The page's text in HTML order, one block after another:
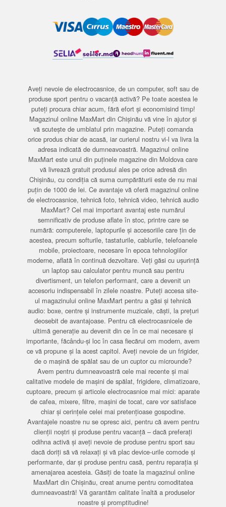
Aveți nevoie de electrocasnice, de un computer, soft sau de
produse sport pentru o vacanță activă? Pe toate acestea le
puteți procura chiar acum, fără efort și economisind timp!
Magazinul online MaxMart din Chișinău vă vine în ajutor și
vă scutește de umblatul prin magazine. Puteți comanda
orice produs chiar de acasă, iar curierul nostru vi-l va livra la
adresa indicată de dumneavoastră. Magazinul online
MaxMart este unul din puținele magazine din Moldova care
vă livrează gratuit produsul ales pe orice adresă din
Chișinău, cu condiția că suma cumpărăturii este de nu mai
puțin de 1000 de lei. Ce avantaje vă oferă magazinul online
de electrocasnice, tehnică foto, tehnică video, tehnică audio
MaxMart? Cel mai important avantaj este numărul
semnificativ de produse aflate în stoc, printre care se
numără: computerele, laptopurile și accesoriile care țin de
acestea, precum softurile, tastaturile, cablurile, telefoanele
mobile, proiectoare, necesare în epoca tehnologiilor
moderne, aflată în continuă dezvoltare. Veți găsi cu ușurință
un laptop sau calculator pentru muncă sau pentru
divertisment, un telefon performant, care a devenit un
accesoriu indispensabil în zilele noastre. Puteți accesa site-
ul magazinului online MaxMart pentru a găsi și tehnică
audio: boxe, centre și instrumente muzicale, căști, la prețuri
deosebit de avantajoase. Pentru că electrocasnicele de
ultimă generație au devenit din ce în ce mai necesare și
importante, făcându-și loc în casa fiecărui om modern, avem
ce vă propune și la acest capitol. Aveți nevoie de un frigider,
de o mașină de spălat sau de un cuptor cu microunde?
Avem pentru dumneavoastră cele mai recente și mai
calitative modele de mașini de spălat, frigidere, climatizoare,
cuptoare, precum și articole electrocasnice mai mici: aparate
de cafea, mixere, filtre, mașini de tocat, care vor satisface
chiar și cerințele celei mai pretențioase gospodine.
Avantajele noastre nu se opresc aici, pentru că avem pentru
clienții noștri și produse pentru vacanță – dacă preferați
odihna activă și aveți nevoie de produse pentru sport sau
dacă doriți să vă relaxați și vă plac device-urile comode și
performante, dar și produse pentru casă, pentru reparația și
amenajarea acesteia. Găsiți de toate la magazinul online
MaxMart din Chișinău, creat anume pentru comoditatea
dumneavoastră! Vă garantăm calitate înaltă a produselor
noastre și promptitudine!